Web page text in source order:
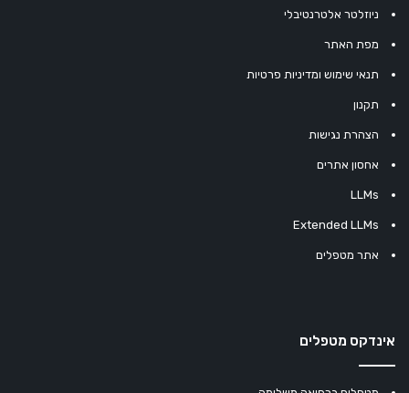
ניוזלטר אלטרנטיבלי
מפת האתר
תנאי שימוש ומדיניות פרטיות
תקנון
הצהרת נגישות
אחסון אתרים
LLMs
Extended LLMs
אתר מטפלים
אינדקס מטפלים